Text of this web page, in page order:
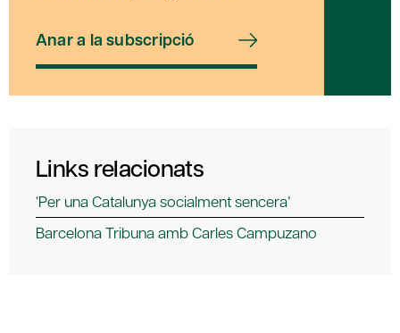
Anar a la subscripció
Links relacionats
‘Per una Catalunya socialment sencera’
Barcelona Tribuna amb Carles Campuzano